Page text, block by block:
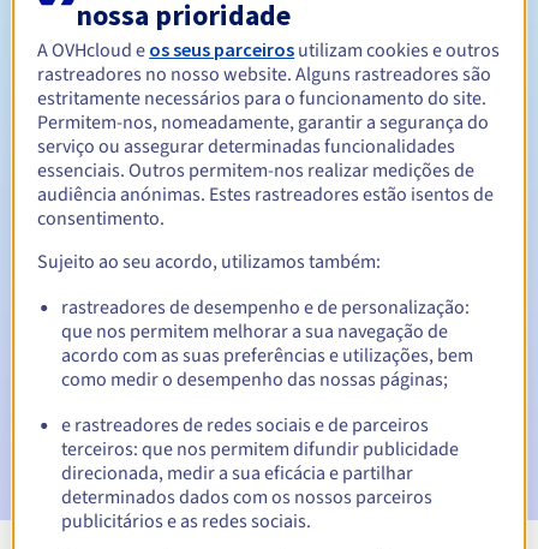
Período de renovação Entre 1 e 10 anos
Período de redenção
expiração
E-mail no dia da expiraçãopara notificar a suspensão do
nome de domínio
E-mail após o Redemption Grace Periodpara notificar a
eliminação do nome de domínio
nossa prioridade
A OVHcloud e os seus parceiros utilizam cookies e outros
rastreadores no nosso website. Alguns rastreadores são
estritamente necessários para o funcionamento do site.
Permitem-nos, nomeadamente, garantir a segurança do
serviço ou assegurar determinadas funcionalidades
essenciais. Outros permitem-nos realizar medições de
audiência anónimas. Estes rastreadores estão isentos de
consentimento.
Sujeito ao seu acordo, utilizamos também:
rastreadores de desempenho e de personalização:
que nos permitem melhorar a sua navegação de
acordo com as suas preferências e utilizações, bem
como medir o desempenho das nossas páginas;
e rastreadores de redes sociais e de parceiros
terceiros: que nos permitem difundir publicidade
direcionada, medir a sua eficácia e partilhar
determinados dados com os nossos parceiros
publicitários e as redes sociais.